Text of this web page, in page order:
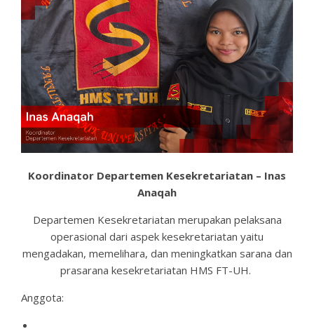
Koordinator Departemen Kesekretariatan – Inas
Anaqah
Departemen Kesekretariatan merupakan pelaksana
operasional dari aspek kesekretariatan yaitu
mengadakan, memelihara, dan meningkatkan sarana dan
prasarana kesekretariatan HMS FT-UH.
Anggota: